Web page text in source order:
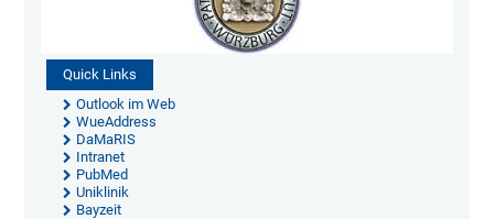
Quick Links
Outlook im Web
WueAddress
DaMaRIS
Intranet
PubMed
Uniklinik
Bayzeit